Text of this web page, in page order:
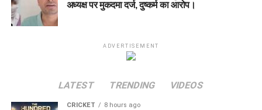
अध्यक्ष पर मुकदमा दर्ज, दुष्कर्म का आरोप।
ADVERTISEMENT
LATEST TRENDING VIDEOS
CRICKET 8 hours ago